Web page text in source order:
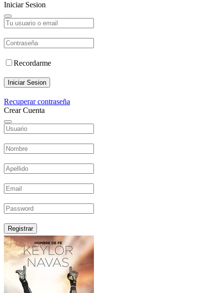
Iniciar Sesion
Recordarme
Iniciar Sesion
Recuperar contraseña
Crear Cuenta
Registrar